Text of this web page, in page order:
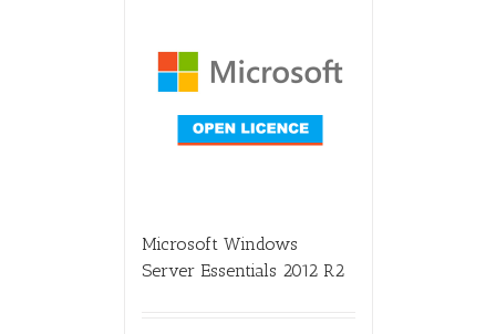
Microsoft Windows
Server Essentials 2012 R2